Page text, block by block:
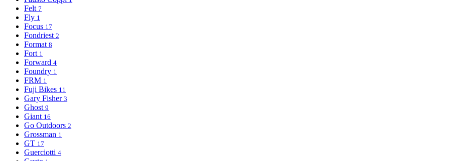
Felt 7
Fly 1
Focus 17
Fondriest 2
Format 8
Fort 1
Forward 4
Foundry 1
FRM 1
Fuji Bikes 11
Gary Fisher 3
Ghost 9
Giant 16
Go Outdoors 2
Grossman 1
GT 17
Guerciotti 4